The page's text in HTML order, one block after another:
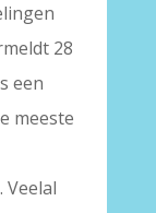
28
een
meeste
Veelal